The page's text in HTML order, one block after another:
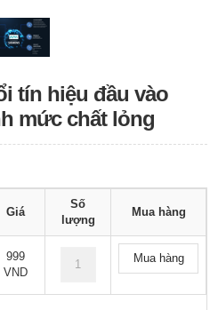
tín hiệu đầu vào
mức chất lỏng
Giá
Số
lượng
Mua hàng
999
VND
Mua hàng